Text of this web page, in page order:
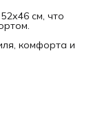
см, что
комфорта и